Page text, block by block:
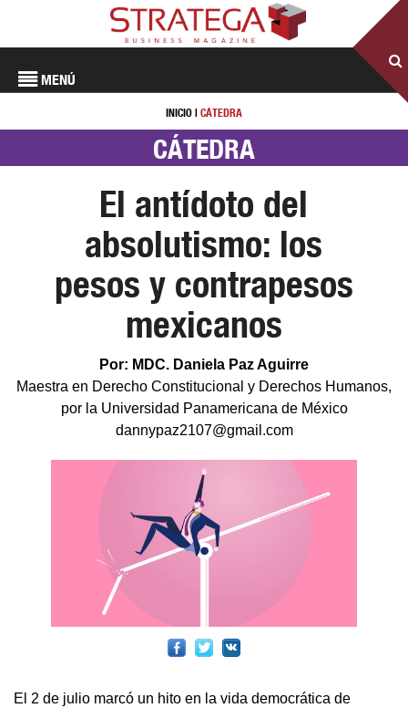
MENÚ
INICIO | CÁTEDRA
CÁTEDRA
El antídoto del
absolutismo: los
pesos y contrapesos
mexicanos
Por: MDC. Daniela Paz Aguirre
Maestra en Derecho Constitucional y Derechos Humanos,
por la Universidad Panamericana de México
dannypaz2107@gmail.com
El 2 de julio marcó un hito en la vida democrática de